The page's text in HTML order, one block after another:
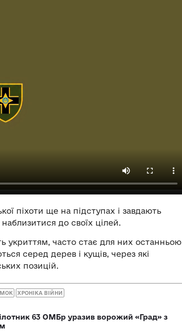
піхоти ще на підступах і завдають
до своїх цілей.
укриттям, часто стає для них останньою
серед дерев і кущів, через які
позицій.
ХРОНІКА ВІЙНИ
63 ОМБр уразив ворожий «Град» з